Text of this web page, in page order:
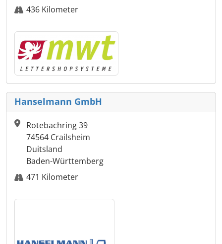
436 Kilometer
Hanselmann GmbH
Rotebachring 39
74564 Crailsheim
Duitsland
Baden-Württemberg
471 Kilometer